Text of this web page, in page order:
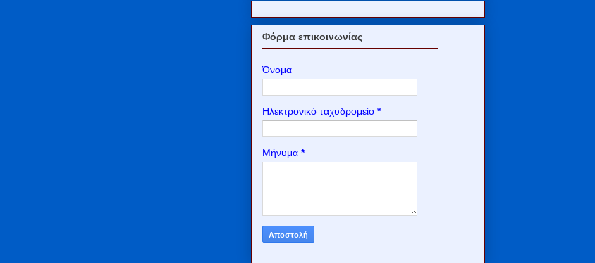
Φόρμα επικοινωνίας
Όνομα
Ηλεκτρονικό ταχυδρομείο *
Μήνυμα *